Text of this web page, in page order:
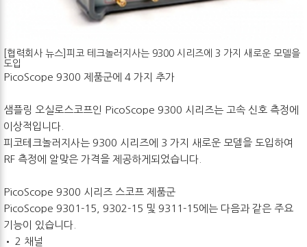
[협력회사 뉴스]피코 테크놀러지사는 9300 시리즈에 3 가지 새로운 모델을
도입
PicoScope 9300 제품군에 4 가지 추가
샘플링 오실로스코프인 PicoScope 9300 시리즈는 고속 신호 측정에
이상적입니다.
피코테크놀러지사는 9300 시리즈에 3 가지 새로운 모델을 도입하여
RF 측정에 알맞은 가격을 제공하게되었습니다.
PicoScope 9300 시리즈 스코프 제품군
PicoScope 9301-15, 9302-15 및 9311-15에는 다음과 같은 주요
기능이 있습니다.
• 2 채널